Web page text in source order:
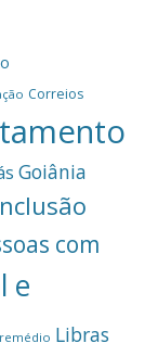
Correios
Goiânia
com
e
Libras